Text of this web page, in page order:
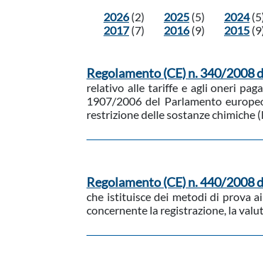
2026(2) 2025 (5) 2024
2017(7) 2016(9) 2015
Regolamento (CE) n. 340/2008
relativo alle tariffe e agli oneri
1907/2006 del Parlamento
restrizione delle sostanze chimiche
Regolamento (CE) n. 440/2008
che istituisce dei metodi di prova
concernente la registrazione, la